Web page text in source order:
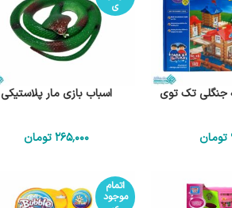
جنگلی تک توی
تومان
ی
اسباب بازی مار پلاستیکی
265٬000 تومان
اتمام
موجود